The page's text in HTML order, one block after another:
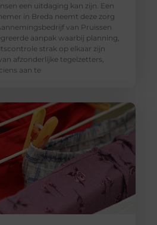
een uitdaging kan zijn. Een
in Breda neemt deze zorg
van Pruissen
aanpak waarbij planning,
strak op elkaar zijn
afzonderlijke tegelzetters,
aan te